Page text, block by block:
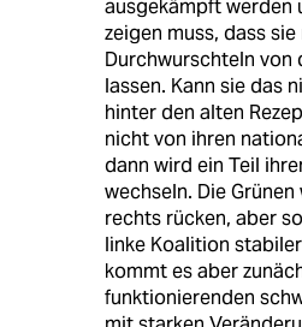
ausgekämpft werden
zeigen muss, dass
Durchwurschteln von
lassen. Kann sie das
hinter den alten
nicht von ihren
dann wird ein Teil
wechseln. Die
rechts rücken, aber
linke Koalition
kommt es aber
funktionierenden